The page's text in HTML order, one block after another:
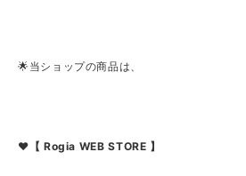
🌟当ショップの商品は、
❤【 Rogia WEB STORE 】